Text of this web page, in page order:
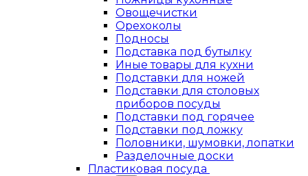
Овощечистки
Орехоколы
Подносы
Подставка под бутылку
Иные товары для кухни
Подставки для ножей
Подставки для столовых
приборов посуды
Подставки под горячее
Подставки под ложку
Половники, шумовки, лопатки
Разделочные доски
Пластиковая посуда